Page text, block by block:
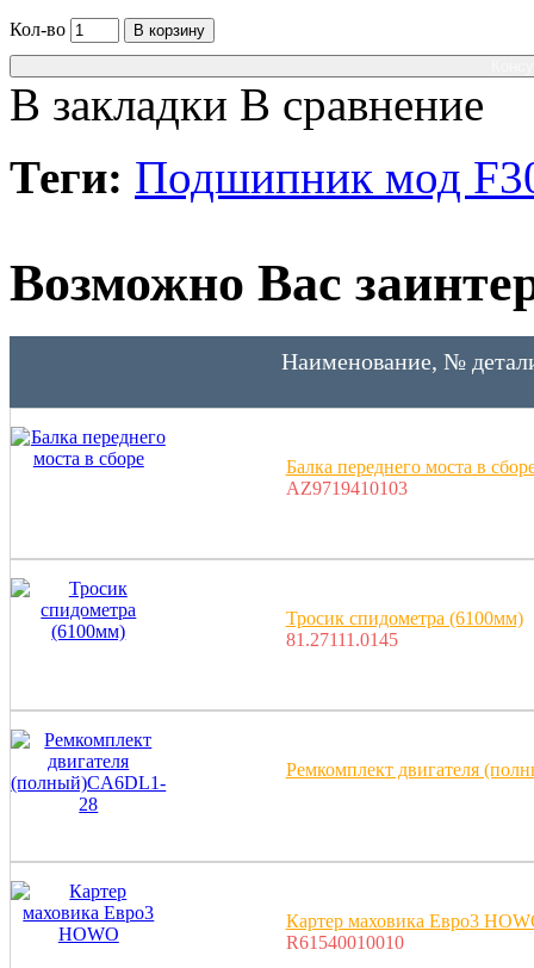
Кол-во
В корзину
В закладки В сравнение
Теги: Подшипник мод
Возможно Вас
Наименование, №
Балка переднего моста в
AZ9719410103
Тросик спидометра (6100мм)
81.27111.0145
Ремкомплект двигателя
Картер маховика Eвро3
R61540010010